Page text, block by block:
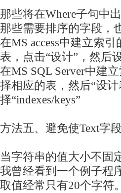
那些将在Where子句中
那些需要排序的字段，
在MS access中建立索引
表，点击“设计”，然后
在MS SQL Server中建
择相应的表，然后“设
择“indexes/keys”
方法五、避免使Text字
当字符串的值大小不固
我曾经看到一个例子程
取值经常只有20个字符